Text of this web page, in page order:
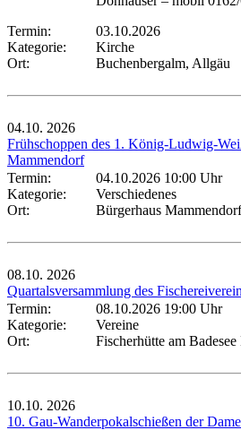
Termin:
03.10.2026
Kategorie:
Kirche
Ort:
Buchenbergalm, Allgäu
04.10. 2026
Frühschoppen des 1. König-Ludwig-
Mammendorf
Termin:
04.10.2026 10:00 Uhr
Kategorie:
Verschiedenes
Ort:
Bürgerhaus
08.10. 2026
Quartalsversammlung des
Termin:
08.10.2026 19:00 Uhr
Kategorie:
Vereine
Ort:
Fischerhütte am
10.10. 2026
10. Gau-Wanderpokalschießen der